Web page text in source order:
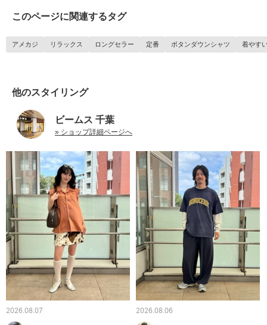
このページに関連するタグ
アメカジ リラックス ロングセラー 定番 ボタンダウンシャツ 着やす
他のスタイリング
ビームス 千葉
» ショップ詳細ページへ
2026.08.07 2026.08.06